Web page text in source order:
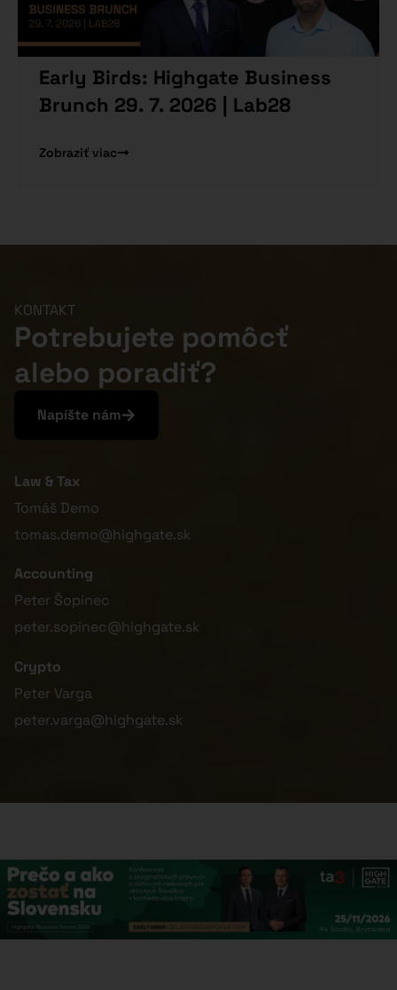
Early Birds: Highgate Business
Brunch 29. 7. 2026 | Lab28
Zobraziť viac
KONTAKT
Potrebujete pomôcť
alebo poradiť?
Napíšte nám
Law & Tax
Tomáš Demo
tomas.demo@highgate.sk
Accounting
Peter Šopinec
peter.sopinec@highgate.sk
Crypto
Peter Varga
peter.varga@highgate.sk